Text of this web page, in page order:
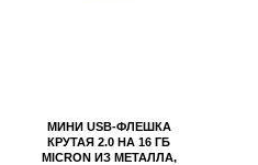
МИНИ USB-ФЛЕШКА
КРУТАЯ 2.0 НА 16 ГБ
MICRON ИЗ МЕТАЛЛА,